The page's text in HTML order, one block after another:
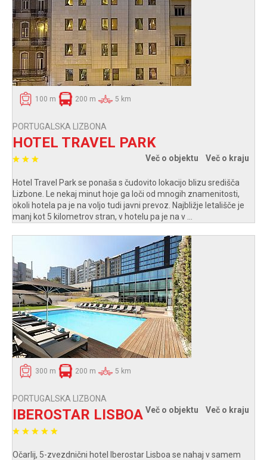
100 m 200 m 5 km
PORTUGALSKA LIZBONA
HOTEL TRAVEL PARK
Več o objektu Več o kraju
Hotel Travel Park se ponaša s čudovito lokacijo blizu središča
Lizbone. Le nekaj minut hoje ga loči od mnogih znamenitosti,
okoli hotela pa je na voljo tudi javni prevoz. Najbližje letališče je
manj kot 5 kilometrov stran, v hotelu pa je na v ...
300 m 200 m 5 km
PORTUGALSKA LIZBONA
IBEROSTAR LISBOA Več o objektu Več o kraju
Očarlij, 5-zvezdnični hotel Iberostar Lisboa se nahaj v samem